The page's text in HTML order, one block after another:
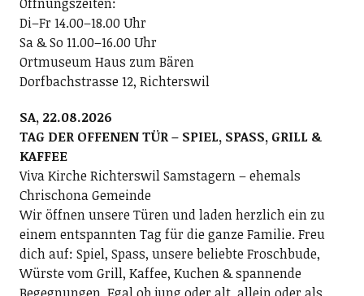
Öffnungszeiten:
Di–Fr 14.00–18.00 Uhr
Sa & So 11.00–16.00 Uhr
Ortmuseum Haus zum Bären
Dorfbachstrasse 12, Richterswil
SA, 22.08.2026
TAG DER OFFENEN TÜR – SPIEL, SPASS, GRILL &
KAFFEE
Viva Kirche Richterswil Samstagern – ehemals
Chrischona Gemeinde
Wir öffnen unsere Türen und laden herzlich ein zu
einem entspannten Tag für die ganze Familie. Freu
dich auf: Spiel, Spass, unsere beliebte Froschbude,
Würste vom Grill, Kaffee, Kuchen & spannende